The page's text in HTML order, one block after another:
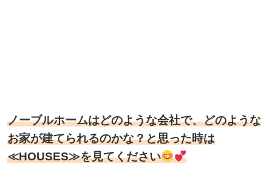
ノーブルホームはどのような会社で、どのような
お家が建てられるのかな？と思った時は
≪HOUSES≫を見てください